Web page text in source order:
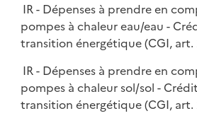
IR - Dépenses à prendre en
pompes à chaleur eau/eau -
transition énergétique (CGI,
IR - Dépenses à prendre en
pompes à chaleur sol/sol -
transition énergétique (CGI,